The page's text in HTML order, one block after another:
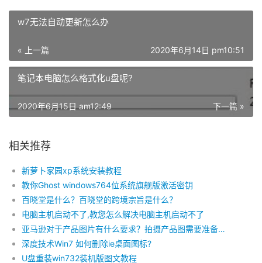
w7无法自动更新怎么办
« 上一篇 2020年6月14日 pm10:51
笔记本电脑怎么格式化u盘呢?
下一篇 »
2020年6月15日 am12:49
相关推荐
新萝卜家园xp系统安装教程
教你Ghost windows764位系统旗舰版激活密钥
百晓堂是什么？百晓堂的跨境宗旨是什么？
电脑主机启动不了,教您怎么解决电脑主机启动不了
亚马逊对于产品图片有什么要求？拍摄产品图需要准备什么？
深度技术Win7 如何删除ie桌面图标?
U盘重装win732装机版图文教程